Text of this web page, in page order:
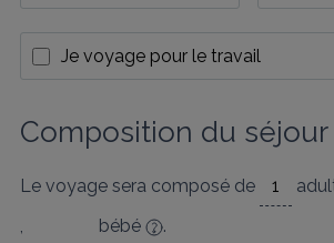
Je voyage pour le travail
Composition du séjour
Le voyage sera composé de
,
bébé .